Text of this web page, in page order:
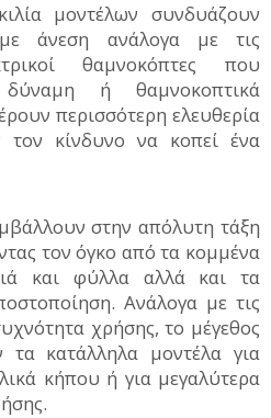
μοντέλων συνδυάζουν
με άνεση ανάλογα με τις
θαμνοκόπτες που
ή θαμνοκοπτικά
περισσότερη ελευθερία
τον κίνδυνο να κοπεί ένα
στην απόλυτη τάξη
τον όγκο από τα κομμένα
και φύλλα αλλά και τα
Ανάλογα με τις
χρήσης, το μέγεθος
κατάλληλα μοντέλα για
κήπου ή για μεγαλύτερα